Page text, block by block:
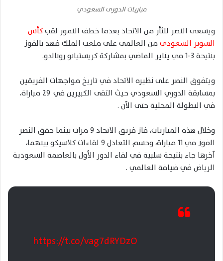
مباريات الدورى السعودي
ويسعى النصر للثأر من الاتحاد بعدما خطف النمور لقبكأس
السوبر السعودي من العالمى على ملعب الملك فهد بالفوز
بنتيحة 3-1 في يناير الماضي بمشاركة كريستيانو رونالدو.
ويتفوق النصر على نظيره الاتحاد في تاريخ مواجهات الفريقين
بمسابقة الدوري السعودي حيث التقى الكبيرين في 29 مباراة،
في البطولة المحلية حتى الآن .
وخلال هذه المباريات، فاز فريق الاتحاد 9 مرات بينما حقق النصر
الفوز في 11 مباراة، وحسم التعادل 9 لقاءات كلاسيكو بينهما،
آخرها جاء بنتيجة سلبية في لقاء الدور الأول بالعاصمة السعودية
الرياض في ضيافة العالمي .
https://t.co/vag7dRYDzO